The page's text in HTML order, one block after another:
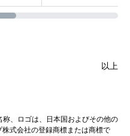
以上
、ロゴは、日本国およびその他の
式会社の登録商標または商標で